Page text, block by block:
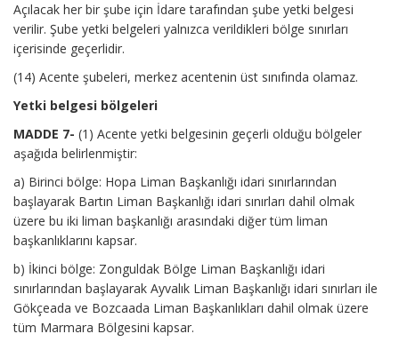
Açılacak her bir şube için İdare tarafından şube yetki belgesi
verilir. Şube yetki belgeleri yalnızca verildikleri bölge sınırları
içerisinde geçerlidir.
(14) Acente şubeleri, merkez acentenin üst sınıfında olamaz.
Yetki belgesi bölgeleri
MADDE 7- (1) Acente yetki belgesinin geçerli olduğu bölgeler
aşağıda belirlenmiştir:
a) Birinci bölge: Hopa Liman Başkanlığı idari sınırlarından
başlayarak Bartın Liman Başkanlığı idari sınırları dahil olmak
üzere bu iki liman başkanlığı arasındaki diğer tüm liman
başkanlıklarını kapsar.
b) İkinci bölge: Zonguldak Bölge Liman Başkanlığı idari
sınırlarından başlayarak Ayvalık Liman Başkanlığı idari sınırları ile
Gökçeada ve Bozcaada Liman Başkanlıkları dahil olmak üzere
tüm Marmara Bölgesini kapsar.